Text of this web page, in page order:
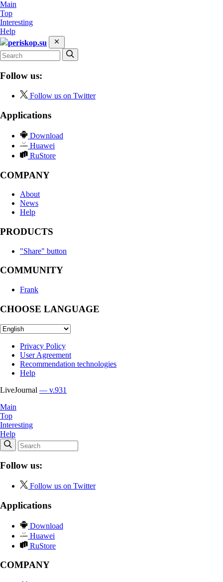
Main
Top
Interesting
Help
periskop.su
Follow us:
Follow us on Twitter
Applications
Download
Huawei
RuStore
COMPANY
About
News
Help
PRODUCTS
"Share" button
COMMUNITY
Frank
CHOOSE LANGUAGE
Privacy Policy
User Agreement
Recommendation technologies
Help
LiveJournal — v.931
Main
Top
Interesting
Help
Follow us:
Follow us on Twitter
Applications
Download
Huawei
RuStore
COMPANY